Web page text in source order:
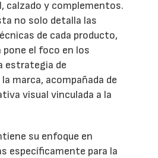
calzado y complementos.
no solo detalla las
de cada producto,
el foco en los
estrategia de
marca, acompañada de
visual vinculada a la
su enfoque en
específicamente para la